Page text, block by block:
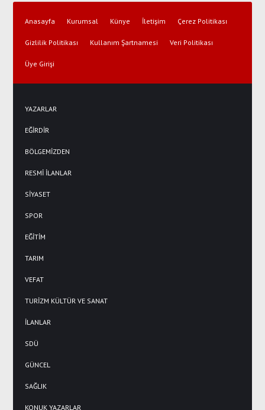
Anasayfa Kurumsal Künye İletişim Çerez Politikası
Gizlilik Politikası Kullanım Şartnamesi Veri Politikası
Üye Girişi
YAZARLAR
EĞİRDİR
BÖLGEMİZDEN
RESMİ İLANLAR
SİYASET
SPOR
EĞİTİM
TARIM
VEFAT
TURİZM KÜLTÜR VE SANAT
İLANLAR
SDÜ
GÜNCEL
SAĞLIK
KONUK YAZARLAR